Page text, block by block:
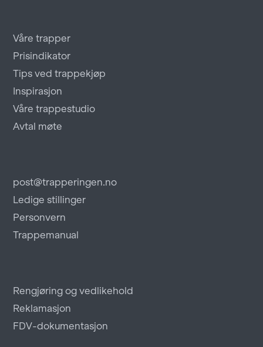
Våre trapper
Prisindikator
Tips ved trappekjøp
Inspirasjon
Våre trappestudio
Avtal møte
post@trapperingen.no
Ledige stillinger
Personvern
Trappemanual
Rengjøring og vedlikehold
Reklamasjon
FDV-dokumentasjon